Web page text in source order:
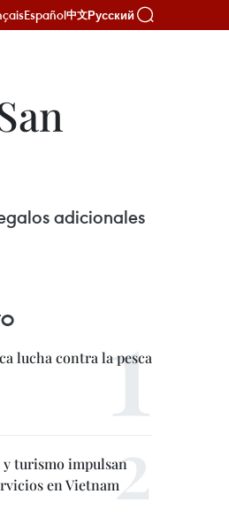
Español中文Русский
adicionales
lucha contra la pesca
turismo impulsan
en Vietnam